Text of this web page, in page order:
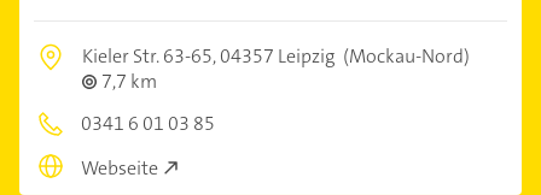
Kieler Str. 63-65,04357 Leipzig (Mockau-Nord)
7,7 km
0341 6 01 03 85
Webseite